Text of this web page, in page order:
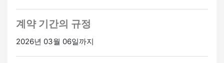
계약 기간의 규정
2026년 03월 06일까지